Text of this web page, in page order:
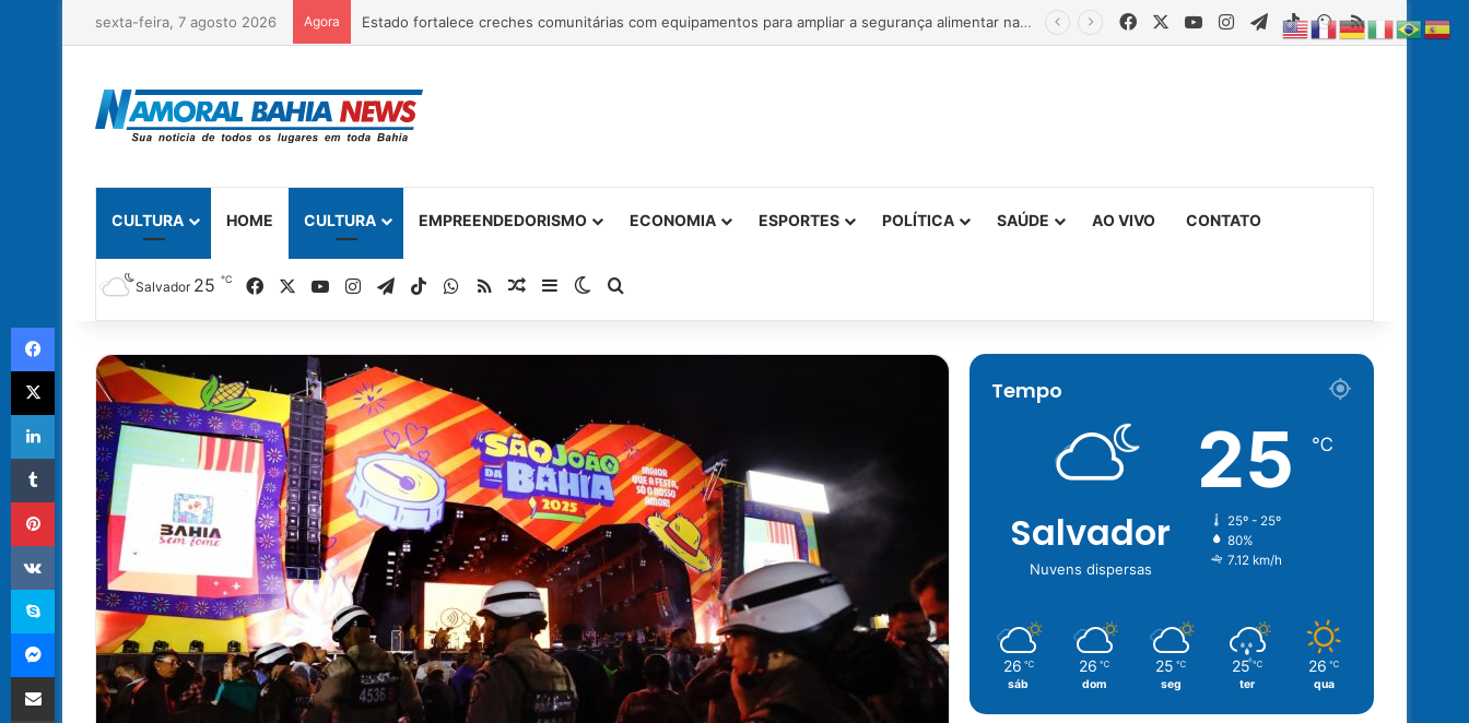
sexta-feira, 7 agosto 2026 Agora Estado fortalece creches comunitárias com equipamentos para ampliar a segurança alimentar na primeira infância FacebookYouTubeInstagram
Telegram
TikTokWhatsApp
RSS
CULTURA HOME CULTURA EMPREENDEDORISMO ECONOMIA ESPORTES POLÍTICA SAÚDE AO VIVO CONTATO
Salvador 25 ℃ FacebookYouTubeInstagram
TelegramTikTokWhatsApp
RSSArtigo Aleatório
Barra Lateral
Switch skin
Procurar por
Tempo
Salvador
Nuvens dispersas
25 ℃
25º - 25º
80%
7.12 km/h
26 ℃
sáb
26 ℃
dom
25 ℃
seg
25 ℃
ter
26 ℃
qua
Facebook
X
Linkedin
Tumblr
Pinterest
VK
Skype
Messenger
Compartilhar via e-mail